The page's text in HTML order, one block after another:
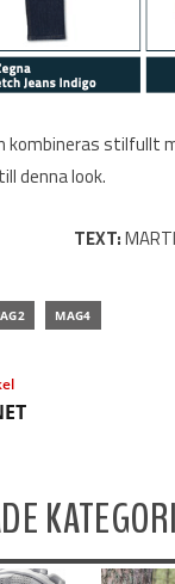
kombineras stilfullt
denna look.
TEXT:
MAG4